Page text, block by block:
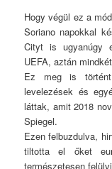
Hogy végül ez a
Soriano napokkal
Cityt is ugyanúgy
UEFA, aztán
Ez meg is
levelezések és
láttak, amit 2018
Spiegel.
Ezen felbuzdulva,
tiltotta el őket
természetesen